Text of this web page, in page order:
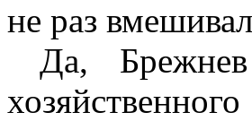
не раз
Да,